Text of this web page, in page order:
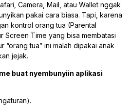
Camera, Mail, atau Wallet nggak
pakai cara biasa. Tapi, karena
kontrol orang tua (Parental
Screen Time yang bisa membatasi
“orang tua” ini malah dipakai anak
jejak.
buat nyembunyiin aplikasi